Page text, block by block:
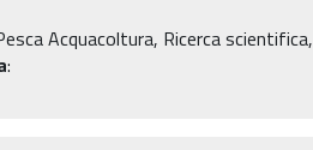
Acquacoltura, Ricerca
: